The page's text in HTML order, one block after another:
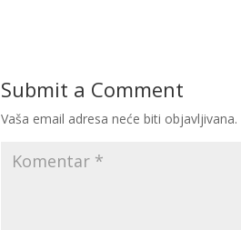
Submit a Comment
Vaša email adresa neće biti objavljivana.